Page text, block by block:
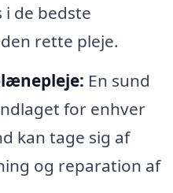
de bedste
rette pleje.
En sund
for enhver
kan tage sig af
og reparation af